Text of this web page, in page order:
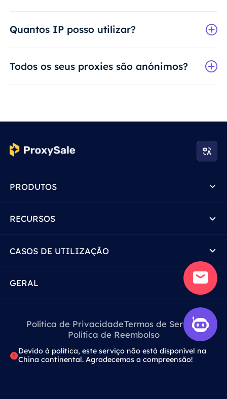
Quantos IP posso utilizar?
Todos os seus proxies são anónimos?
PRODUTOS
RECURSOS
CASOS DE UTILIZAÇÃO
GERAL
Política de PrivacidadeTermos de Serviço
Política de Reembolso
Devido à política, este serviço não está disponível na
China continental. Agradecemos a compreensão!